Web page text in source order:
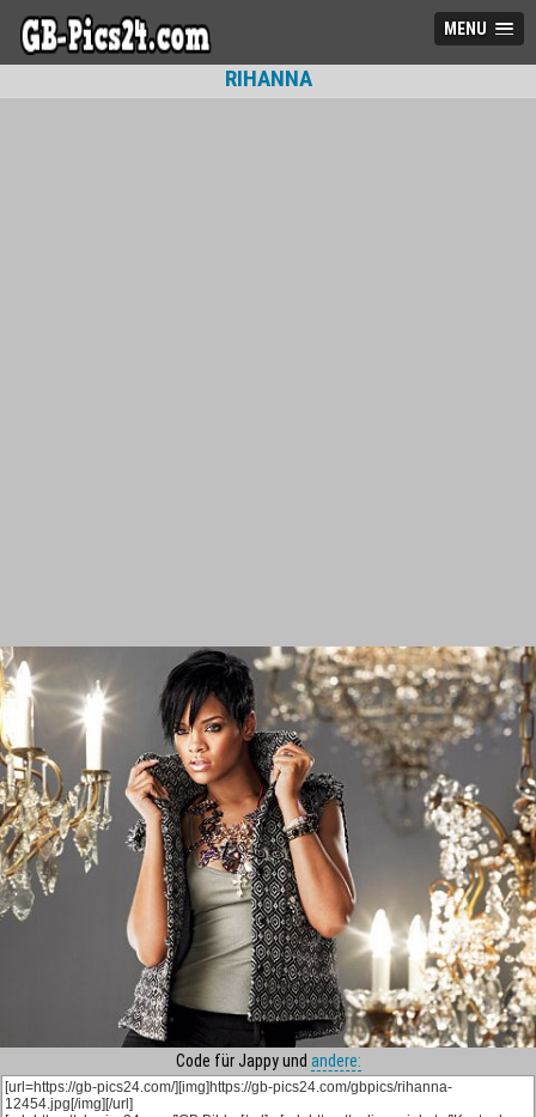
MENU
RIHANNA
Code für Jappy und andere: